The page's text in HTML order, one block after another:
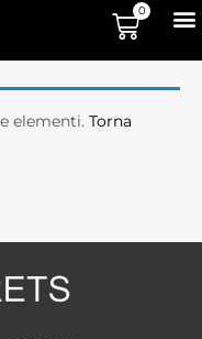
0
elementi. Torna